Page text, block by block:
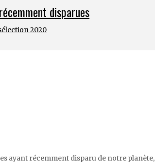
disparues
2020
ayant récemment disparu de notre planète,